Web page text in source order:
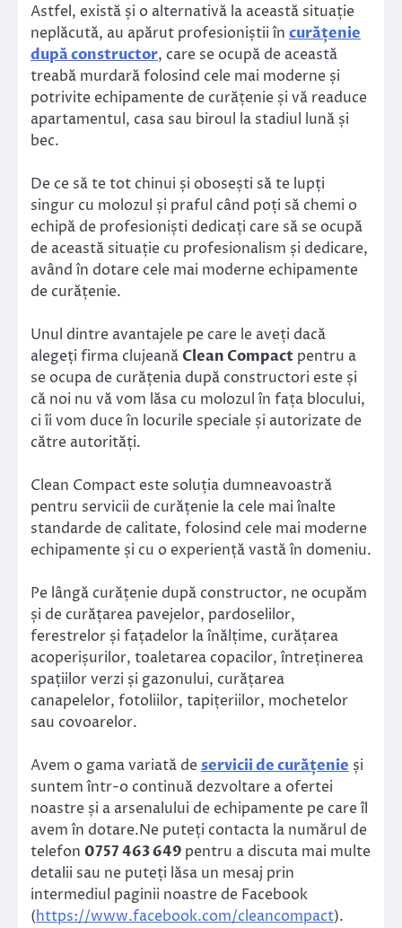
Astfel, există și o alternativă la această situație
neplăcută, au apărut profesioniștii în curățenie
după constructor, care se ocupă de această
treabă murdară folosind cele mai moderne și
potrivite echipamente de curățenie și vă readuce
apartamentul, casa sau biroul la stadiul lună și
bec.
De ce să te tot chinui și obosești să te lupți
singur cu molozul și praful când poți să chemi o
echipă de profesioniști dedicați care să se ocupă
de această situație cu profesionalism și dedicare,
având în dotare cele mai moderne echipamente
de curățenie.
Unul dintre avantajele pe care le aveți dacă
alegeți firma clujeană Clean Compact pentru a
se ocupa de curățenia după constructori este și
că noi nu vă vom lăsa cu molozul în fața blocului,
ci îi vom duce în locurile speciale și autorizate de
către autorități.
Clean Compact este soluția dumneavoastră
pentru servicii de curățenie la cele mai înalte
standarde de calitate, folosind cele mai moderne
echipamente și cu o experiență vastă în domeniu.
Pe lângă curățenie după constructor, ne ocupăm
și de curățarea pavejelor, pardoselilor,
ferestrelor și fațadelor la înălțime, curățarea
acoperișurilor, toaletarea copacilor, întreținerea
spațiilor verzi și gazonului, curățarea
canapelelor, fotoliilor, tapițeriilor, mochetelor
sau covoarelor.
Avem o gama variată deservicii de curățenie și
suntem într-o continuă dezvoltare a ofertei
noastre și a arsenalului de echipamente pe care îl
avem în dotare.Ne puteți contacta la numărul de
telefon 0757 463 649 pentru a discuta mai multe
detalii sau ne puteți lăsa un mesaj prin
intermediul paginii noastre de Facebook
(https://www.facebook.com/cleancompact).